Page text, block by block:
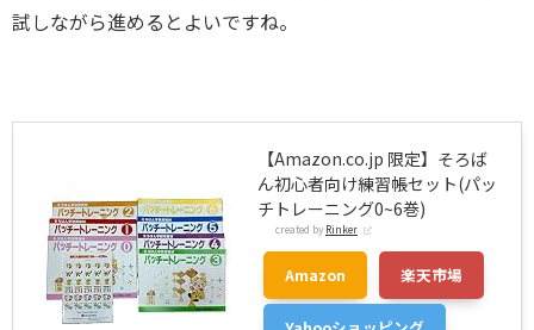
試しながら進めるとよいですね。
【Amazon.co.jp 限定】そろば
ん初心者向け練習帳セット(パッ
チトレーニング0~6巻)
created by Rinker
Amazon 楽天市場